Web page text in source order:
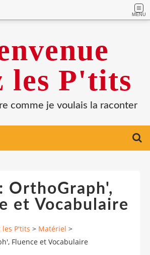
MENU
les P'tits
comme je voulais la raconter
OrthoGraph',
et Vocabulaire
les P'tits > Matériel >
Fluence et Vocabulaire